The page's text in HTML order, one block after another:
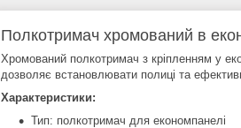
Полкотримач хромований в
Хромований полкотримач з кріпленням у
дозволяє встановлювати полиці та
Характеристики:
Тип: полкотримач для економпанелі